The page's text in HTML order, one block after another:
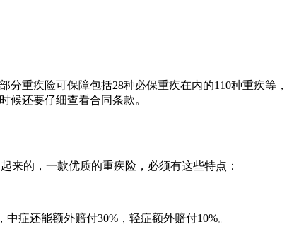
重疾险可保障包括28种必保重疾在内的110种重疾等，
候还要仔细查看合同条款。
来的，一款优质的重疾险，必须有这些特点：
症还能额外赔付30%，轻症额外赔付10%。